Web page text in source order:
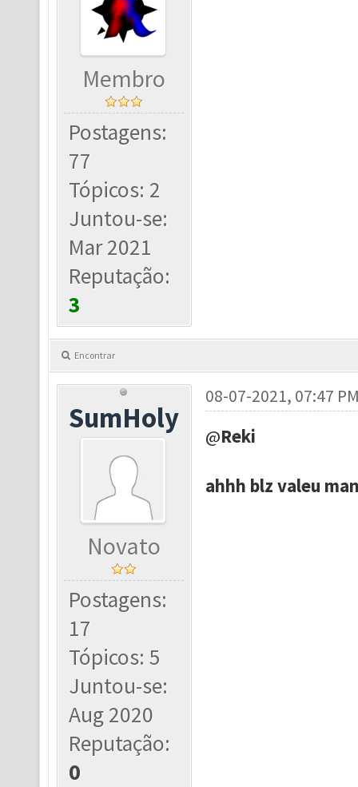
Membro
Postagens:
77
Tópicos: 2
Juntou-se:
Mar 2021
Reputação:
3
Encontrar
SumHoly
Novato
Postagens:
17
Tópicos: 5
Juntou-se:
Aug 2020
Reputação:
0
08-07-2021, 07:47
@Reki
ahhh blz valeu